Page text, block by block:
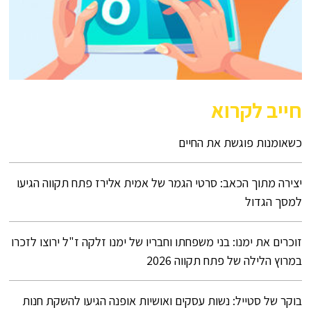
חייב לקרוא
כשאומנות פוגשת את החיים
יצירה מתוך הכאב: סרטי הגמר של אמית אלירז פתח תקווה הגיעו
למסך הגדול
זוכרים את ימנו: בני משפחתו וחבריו של ימנו זלקה ז"ל ירוצו לזכרו
במרוץ הלילה של פתח תקווה 2026
בוקר של סטייל: נשות עסקים ואושיות אופנה הגיעו להשקת חנות